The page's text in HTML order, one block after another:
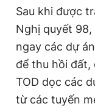
Sau khi được
Nghị quyết 98,
ngay các dự
để thu hồi đất,
TOD dọc các
từ các tuyến